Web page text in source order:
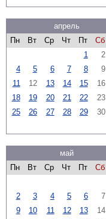
апрель
Пн
Вт Ср Чт Пт Сб
1
2
4
5 6 7 8 9
11
12 13 14 15 16
18
19 20 21 22 23
25
26 27 28 29 30
май
Пн
Вт Ср Чт Пт Сб
2
3 4 5 6 7
9
10 11 12 13 14